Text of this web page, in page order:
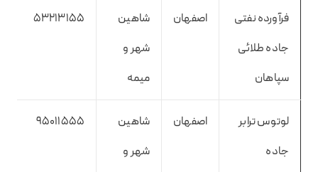
فرآورده نفتی
جاده طلائی
سپاهان
اصفهان
شاهین
شهر و
میمه
53213155
لوتوس ترابر
جاده
اصفهان
شاهین
شهر و
95011555